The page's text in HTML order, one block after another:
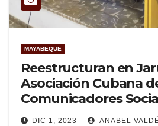
MAYABEQUE
Reestructuran en
Asociación Cubana
Comunicadores
DIC 1, 2023 ANABEL